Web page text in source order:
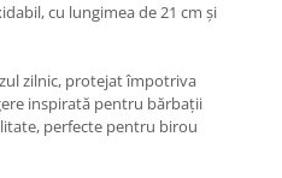
cu lungimea de 21 cm și
zilnic, protejat împotriva
inspirată pentru bărbații
perfecte pentru birou